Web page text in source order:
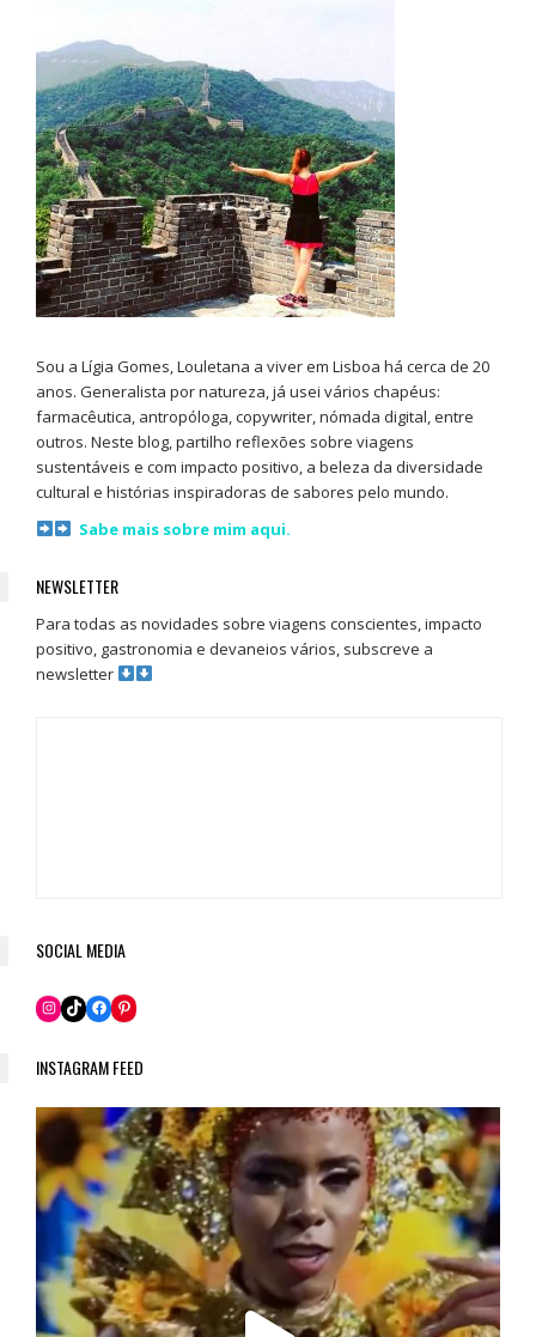
Sou a Lígia Gomes, Louletana a viver em Lisboa há cerca de 20
anos. Generalista por natureza, já usei vários chapéus:
farmacêutica, antropóloga, copywriter, nómada digital, entre
outros. Neste blog, partilho reflexões sobre viagens
sustentáveis e com impacto positivo, a beleza da diversidade
cultural e histórias inspiradoras de sabores pelo mundo.
Sabe mais sobre mim aqui.
NEWSLETTER
Para todas as novidades sobre viagens conscientes, impacto
positivo, gastronomia e devaneios vários, subscreve a
newsletter
SOCIAL MEDIA
Instagram
TikTokFacebookPinterest
INSTAGRAM FEED